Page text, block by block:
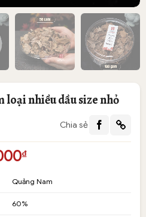
loại nhiều dầu size nhỏ
Chia sẻ
₫
Quảng Nam
60%